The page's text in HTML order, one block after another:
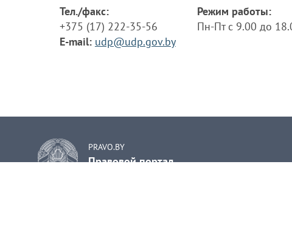
Тел./факс:
+375 (17) 222-35-56
E-mail: udp@udp.gov.by
Режим работы:
Пн-Пт с 9.00 до
PRAVO.BY
Правовой портал